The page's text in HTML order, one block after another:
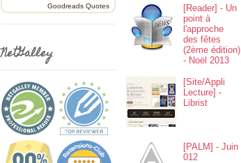
Goodreads Quotes
NetGalley
[Reader] - Un
point à
l'approche
des fêtes
(2ème édition)
- Noël 2013
[Site/Appli
Lecture] -
Librist
[PALM] - Juin
012